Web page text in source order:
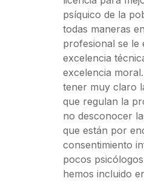
psíquico de la
todas maneras
profesional se le
excelencia
excelencia
tener muy claro
que regulan la
no desconocer
que están por
consentimiento
pocos
hemos incluido